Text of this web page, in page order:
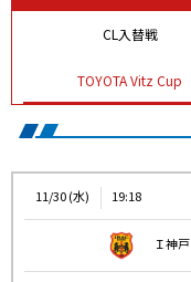
CL入替戦
TOYOTA Vitz Cup
11/30 (水) 19:18
Ｉ神戸